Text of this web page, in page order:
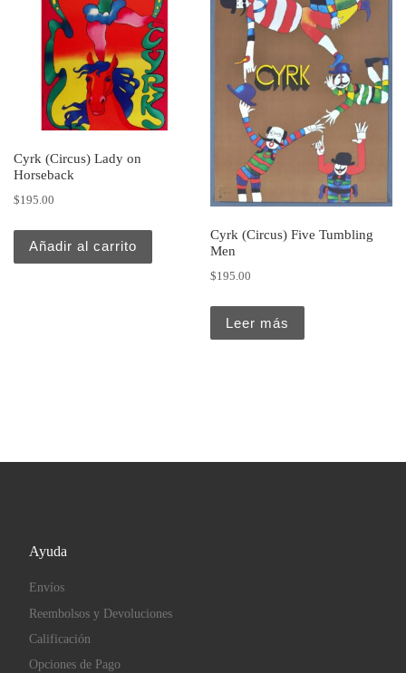
Cyrk (Circus) Lady on
Horseback
$195.00
Añadir al carrito
Cyrk (Circus) Five Tumbling
Men
$195.00
Leer más
Ayuda
Envíos
Reembolsos y Devoluciones
Calificación
Opciones de Pago